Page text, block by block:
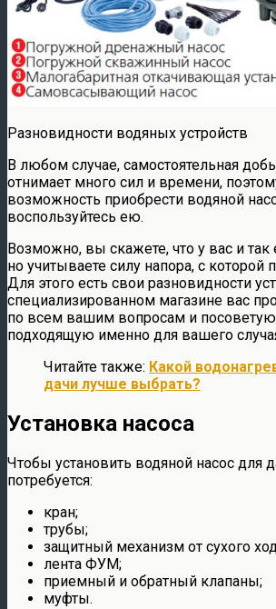
Разновидности водяных устройств
В любом случае, самостоятельная
отнимает много сил и времени,
возможность приобрести водяной
воспользуйтесь ею.
Возможно, вы скажете, что у вас и так
но учитываете силу напора, с которой
Для этого есть свои разновидности
специализированном магазине вас
по всем вашим вопросам и
подходящую именно для вашего
Читайте также: Какой
дачи лучше выбрать?
Установка насоса
Чтобы установить водяной насос для
потребуется:
кран;
трубы;
защитный механизм от сухого
лента ФУМ;
приемный и обратный клапаны;
муфты.